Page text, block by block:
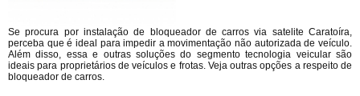
Se procura por instalação de bloqueador de carros via satelite Caratoíra,
perceba que é ideal para impedir a movimentação não autorizada de veículo.
Além disso, essa e outras soluções do segmento tecnologia veicular são
ideais para proprietários de veículos e frotas. Veja outras opções a respeito de
bloqueador de carros.